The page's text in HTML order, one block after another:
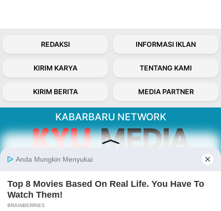
REDAKSI INFORMASI IKLAN
KIRIM KARYA TENTANG KAMI
KIRIM BERITA MEDIA PARTNER
KABARBARU NETWORK
Kabarbaru.co menyajikan berita aktual dan